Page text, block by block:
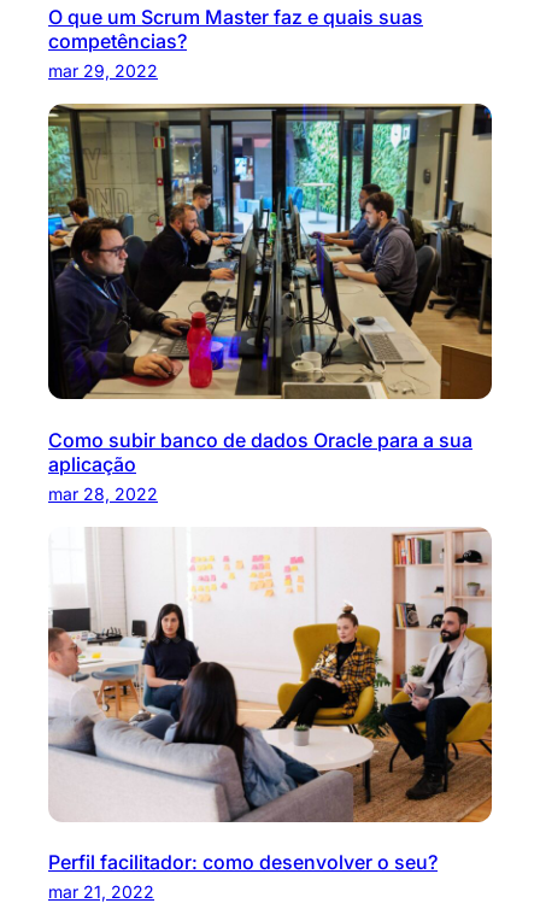
O que um Scrum Master faz e quais suas
competências?
mar 29, 2022
Como subir banco de dados Oracle para a sua
aplicação
mar 28, 2022
Perfil facilitador: como desenvolver o seu?
mar 21, 2022